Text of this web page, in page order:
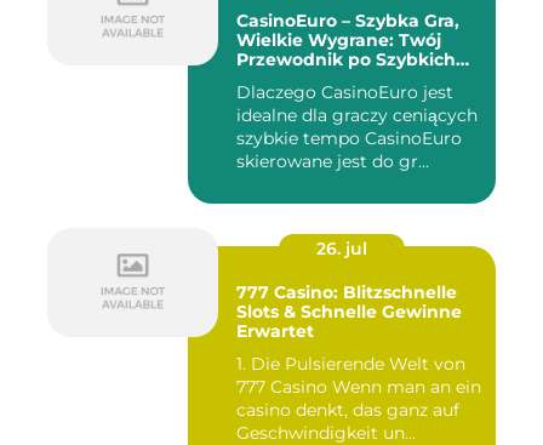
CasinoEuro – Szybka Gra,
Wielkie Wygrane: Twój
Przewodnik po Szybkich
Dlaczego CasinoEuro jest
idealne dla graczy ceniących
szybkie tempo CasinoEuro
skierowane jest do gr...
26. jul
777 Casino: Blitzschnelle
Slots & Schnelle Gewinne
Erwartet
1. Die Pulsierende Welt von
777 Casino Wenn man an ein
casino denkt, das ganz auf
Geschwindigkeit un...